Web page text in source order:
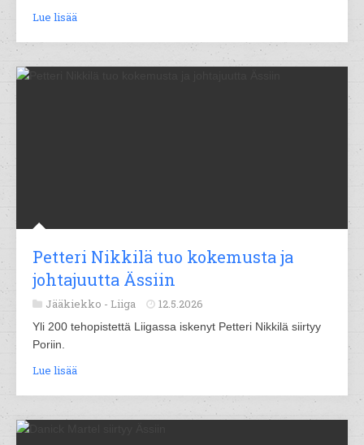
Lue lisää
Petteri Nikkilä tuo kokemusta ja
johtajuutta Ässiin
Jääkiekko - Liiga 12.5.2026
Yli 200 tehopistettä Liigassa iskenyt Petteri Nikkilä siirtyy
Poriin.
Lue lisää